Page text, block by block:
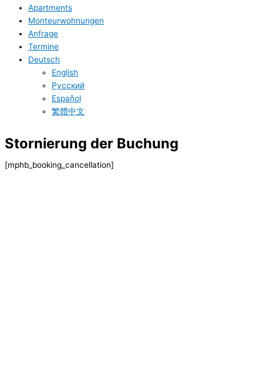
Apartments
Monteurwohnungen
Anfrage
Termine
Deutsch
English
Русский
Español
繁體中文
Stornierung der Buchung
[mphb_booking_cancellation]